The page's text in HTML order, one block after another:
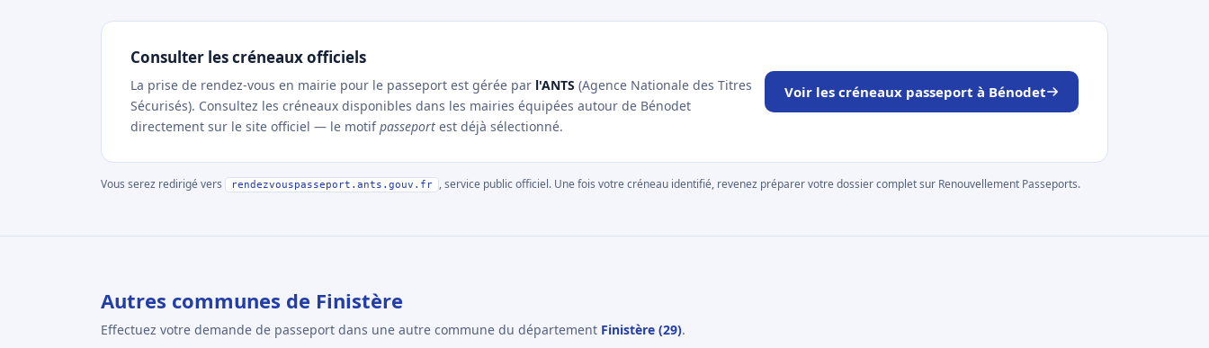
Consulter les créneaux officiels
La prise de rendez-vous en mairie pour le passeport est gérée par l'ANTS (Agence Nationale des Titres
Sécurisés). Consultez les créneaux disponibles dans les mairies équipées autour de Bénodet
directement sur le site officiel — le motifpasseport est déjà sélectionné.
Voir les créneaux passeport à Bénodet
Vous serez redirigé vers rendezvouspasseport.ants.gouv.fr , service public officiel. Une fois votre créneau identifié, revenez préparer votre dossier complet sur Renouvellement Passeports.
Autres communes de Finistère
Effectuez votre demande de passeport dans une autre commune du département Finistère (29).